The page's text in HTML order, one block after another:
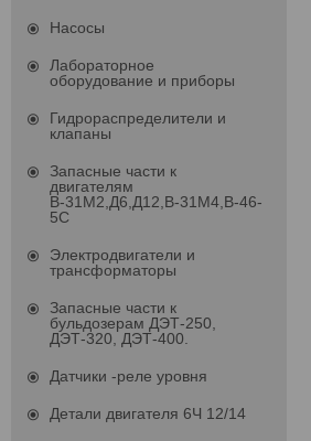
Насосы
Лабораторное
оборудование и приборы
Гидрораспределители и
клапаны
Запасные части к
двигателям
В-31М2,Д6,Д12,В-31М4,В-46-
5С
Электродвигатели и
трансформаторы
Запасные части к
бульдозерам ДЭТ-250,
ДЭТ-320, ДЭТ-400.
Датчики -реле уровня
Детали двигателя 6Ч 12/14